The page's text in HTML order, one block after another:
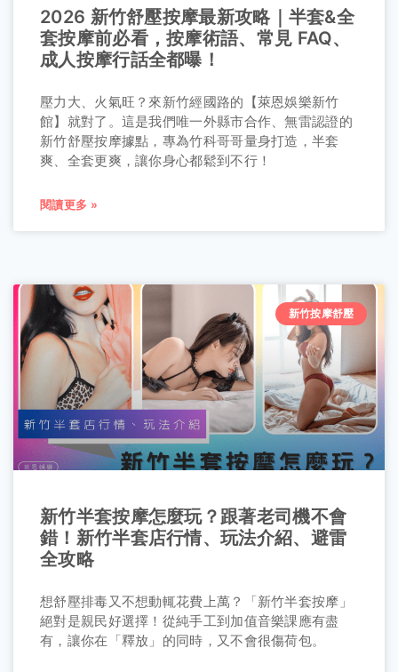
2026 新竹舒壓按摩最新攻略｜半套&全
套按摩前必看，按摩術語、常見 FAQ、
成人按摩行話全都曝！
壓力大、火氣旺？來新竹經國路的【萊恩娛樂新竹
館】就對了。這是我們唯一外縣市合作、無雷認證的
新竹舒壓按摩據點，專為竹科哥哥量身打造，半套
爽、全套更爽，讓你身心都鬆到不行！
閱讀更多 »
新竹按摩舒壓
新竹半套按摩怎麼玩？跟著老司機不會
錯！新竹半套店行情、玩法介紹、避雷
全攻略
想舒壓排毒又不想動輒花費上萬？「新竹半套按摩」
絕對是親民好選擇！從純手工到加值音樂課應有盡
有，讓你在「釋放」的同時，又不會很傷荷包。